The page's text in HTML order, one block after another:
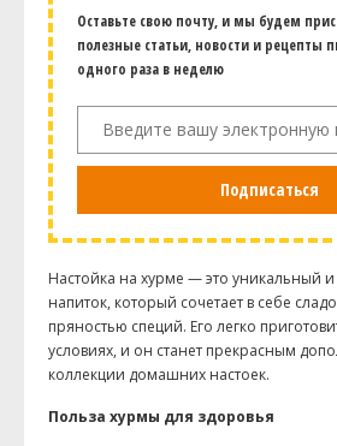
Оставьте свою почту, и мы будем
полезные статьи, новости и рецепты
одного раза в неделю
Подписаться
Настойка на хурме — это уникальный
напиток, который сочетает в себе
пряностью специй. Его легко
условиях, и он станет прекрасным
коллекции домашних настоек.
Польза хурмы для здоровья